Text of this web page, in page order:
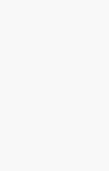
chắc) nhưng gặp
việc chính
ngày.